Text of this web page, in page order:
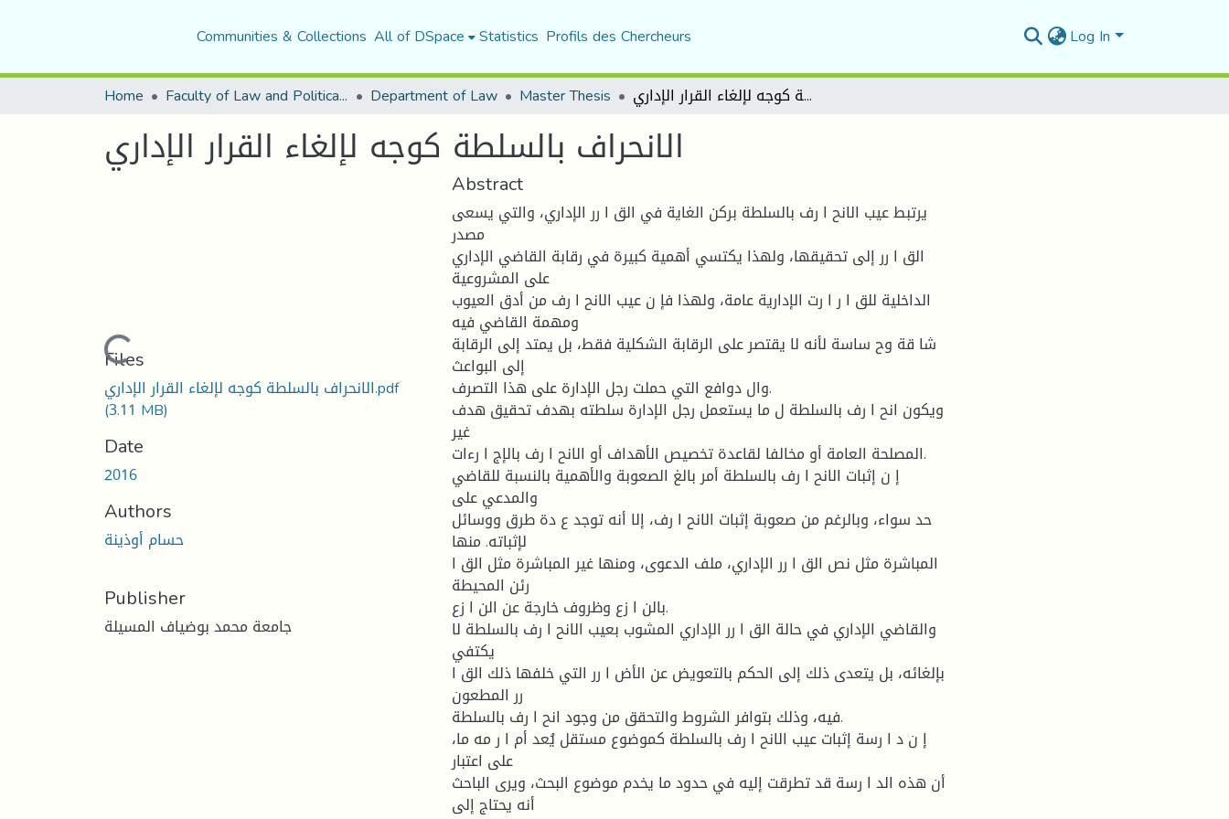
Communities & Collections All of DSpace Statistics Profils des Chercheurs Log In
Home Faculty of Law and Political Science Department of Law Master Thesis الانحراف بالسلطة كوجه لإلغاء القرار الإداري
الانحراف بالسلطة كوجه لإلغاء القرار الإداري
Loading...
Files
الانحراف بالسلطة كوجه لإلغاء القرار الإداري.pdf
(3.11 MB)
Date
2016
Authors
حسام أوذينة
Publisher
جامعة محمد بوضياف المسيلة
Abstract
يرتبط عيب الانح ا رف بالسلطة بركن الغاية في الق ا رر الإداري، والتي يسعى
مصدر
الق ا رر إلى تحقيقها، ولهذا يكتسي أهمية كبيرة في رقابة القاضي الإداري
على المشروعية
الداخلية للق ا ر ا رت الإدارية عامة، ولهذا فإ ن عيب الانح ا رف من أدق العيوب
ومهمة القاضي فيه
شا قة وح ساسة لأنه لا يقتصر على الرقابة الشكلية فقط، بل يمتد إلى الرقابة
إلى البواعث
وال دوافع التي حملت رجل الإدارة على هذا التصرف.
ويكون انح ا رف بالسلطة ل ما يستعمل رجل الإدارة سلطته بهدف تحقيق هدف
غير
المصلحة العامة أو مخالفا لقاعدة تخصيص الأهداف أو الانح ا رف بالإج ا رءات.
إ ن إثبات الانح ا رف بالسلطة أمر بالغ الصعوبة والأهمية بالنسبة للقاضي
والمدعي على
حد سواء، وبالرغم من صعوبة إثبات الانح ا رف، إلا أنه توجد ع دة طرق ووسائل
لإثباته. منها
المباشرة مثل نص الق ا رر الإداري، ملف الدعوى، ومنها غير المباشرة مثل الق ا
رئن المحيطة
بالن ا زع وظروف خارجة عن الن ا زع.
والقاضي الإداري في حالة الق ا رر الإداري المشوب بعيب الانح ا رف بالسلطة لا
يكتفي
بإلغائه، بل يتعدى ذلك إلى الحكم بالتعويض عن الأض ا رر التي خلفها ذلك الق ا
رر المطعون
فيه، وذلك بتوافر الشروط والتحقق من وجود انح ا رف بالسلطة.
إ ن د ا رسة إثبات عيب الانح ا رف بالسلطة كموضوع مستقل يُعد أم ا ر مه ما،
على اعتبار
أن هذه الد ا رسة قد تطرقت إليه في حدود ما يخدم موضوع البحث، ويرى الباحث
أنه يحتاج إلى